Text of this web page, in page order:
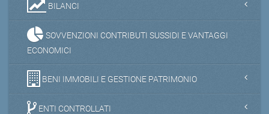
BILANCI
SOVVENZIONI CONTRIBUTI SUSSIDI E VANTAGGI
ECONOMICI
BENI IMMOBILI E GESTIONE PATRIMONIO
ENTI CONTROLLATI